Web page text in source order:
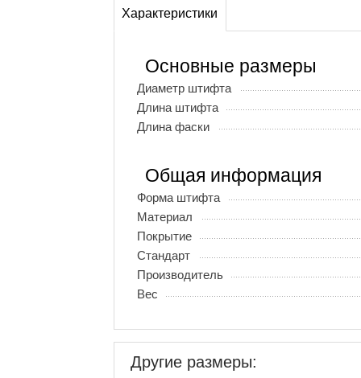
Характеристики
Основные размеры
Диаметр штифта
Длина штифта
Длина фаски
Общая информация
Форма штифта
Материал
Покрытие
Стандарт
Производитель
Вес
Другие размеры: